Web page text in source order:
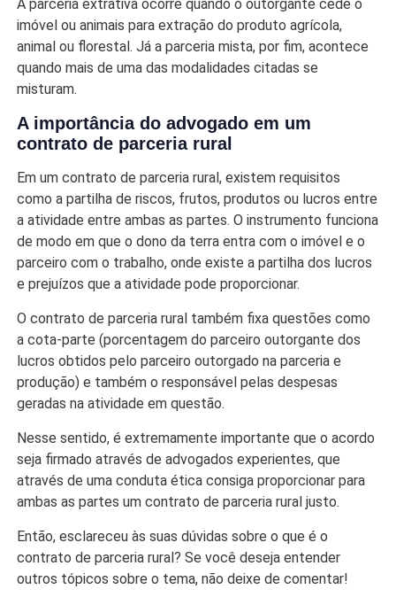
A parceria extrativa ocorre quando o outorgante cede o
imóvel ou animais para extração do produto agrícola,
animal ou florestal. Já a parceria mista, por fim, acontece
quando mais de uma das modalidades citadas se
misturam.
A importância do advogado em um
contrato de parceria rural
Em um contrato de parceria rural, existem requisitos
como a partilha de riscos, frutos, produtos ou lucros entre
a atividade entre ambas as partes. O instrumento funciona
de modo em que o dono da terra entra com o imóvel e o
parceiro com o trabalho, onde existe a partilha dos lucros
e prejuízos que a atividade pode proporcionar.
O contrato de parceria rural também fixa questões como
a cota-parte (porcentagem do parceiro outorgante dos
lucros obtidos pelo parceiro outorgado na parceria e
produção) e também o responsável pelas despesas
geradas na atividade em questão.
Nesse sentido, é extremamente importante que o acordo
seja firmado através de advogados experientes, que
através de uma conduta ética consiga proporcionar para
ambas as partes um contrato de parceria rural justo.
Então, esclareceu às suas dúvidas sobre o que é o
contrato de parceria rural? Se você deseja entender
outros tópicos sobre o tema, não deixe de comentar!